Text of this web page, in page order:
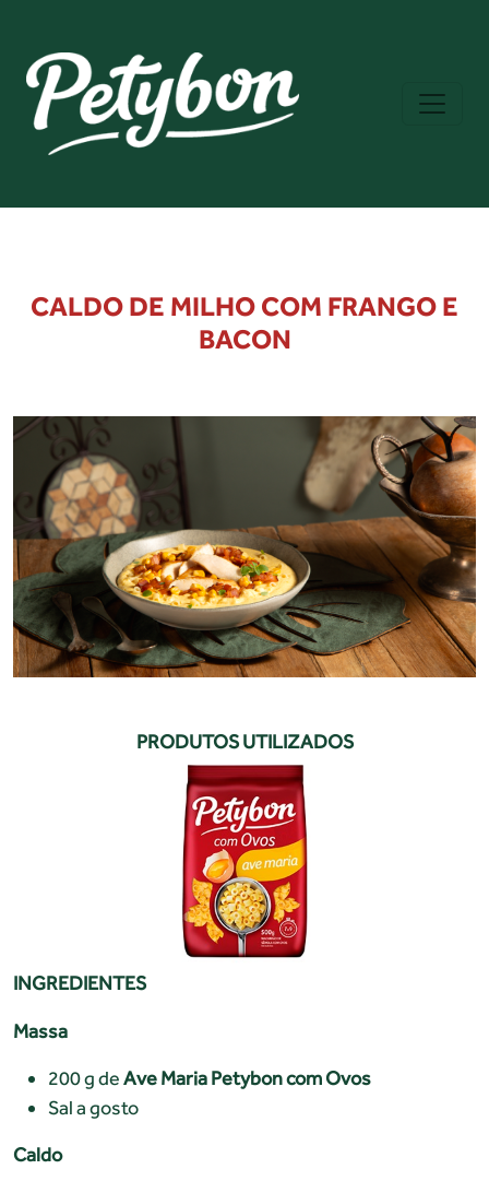
CALDO DE MILHO COM FRANGO E
BACON
PRODUTOS UTILIZADOS
INGREDIENTES
Massa
200 g deAve Maria Petybon com Ovos
Sal a gosto
Caldo